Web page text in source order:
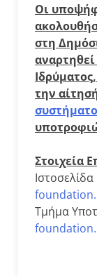
Οι
στη
την
Στοιχεία
Τμήμα